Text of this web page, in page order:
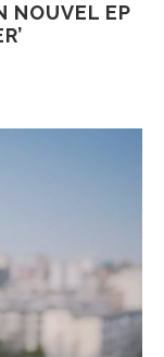
NOUVEL EP